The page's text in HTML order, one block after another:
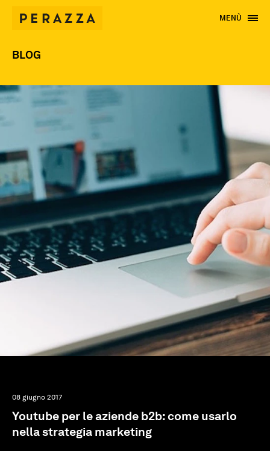
MENÙ
BLOG
08 giugno 2017
Youtube per le aziende b2b: come usarlo
nella strategia marketing